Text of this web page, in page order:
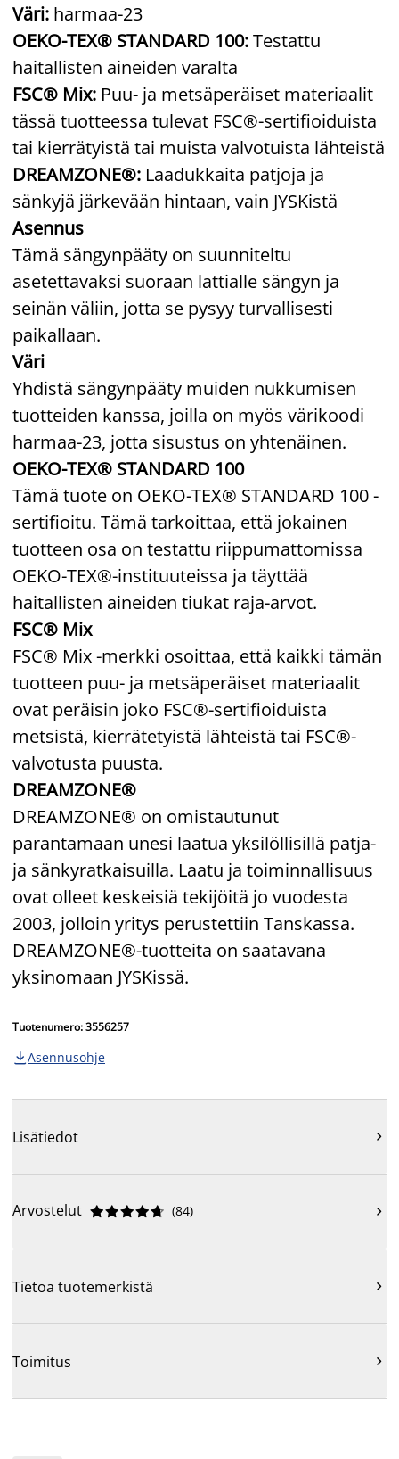
Väri: harmaa-23
OEKO-TEX® STANDARD 100:Testattu
haitallisten aineiden varalta
FSC® Mix: Puu- ja metsäperäiset materiaalit
tässä tuotteessa tulevat FSC®-sertifioiduista
tai kierrätyistä tai muista valvotuista lähteistä
DREAMZONE®: Laadukkaita patjoja ja
sänkyjä järkevään hintaan, vain JYSKistä
Asennus
Tämä sängynpääty on suunniteltu
asetettavaksi suoraan lattialle sängyn ja
seinän väliin, jotta se pysyy turvallisesti
paikallaan.
Väri
Yhdistä sängynpääty muiden nukkumisen
tuotteiden kanssa, joilla on myös värikoodi
harmaa-23, jotta sisustus on yhtenäinen.
OEKO-TEX® STANDARD 100
Tämä tuote on OEKO-TEX® STANDARD 100 -
sertifioitu. Tämä tarkoittaa, että jokainen
tuotteen osa on testattu riippumattomissa
OEKO-TEX®-instituuteissa ja täyttää
haitallisten aineiden tiukat raja-arvot.
FSC® Mix
FSC® Mix -merkki osoittaa, että kaikki tämän
tuotteen puu- ja metsäperäiset materiaalit
ovat peräisin joko FSC®-sertifioiduista
metsistä, kierrätetyistä lähteistä tai FSC®-
valvotusta puusta.
DREAMZONE®
DREAMZONE® on omistautunut
parantamaan unesi laatua yksilöllisillä patja-
ja sänkyratkaisuilla. Laatu ja toiminnallisuus
ovat olleet keskeisiä tekijöitä jo vuodesta
2003, jolloin yritys perustettiin Tanskassa.
DREAMZONE®-tuotteita on saatavana
yksinomaan JYSKissä.
Tuotenumero: 3556257
 Asennusohje
Lisätiedot 
Arvostelut 




 (84) 
Tietoa tuotemerkistä 
Toimitus 